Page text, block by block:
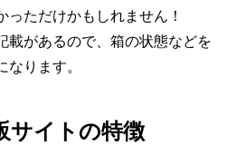
っただけかもしれません！
載があるので、箱の状態などを
ります。
サイトの特徴